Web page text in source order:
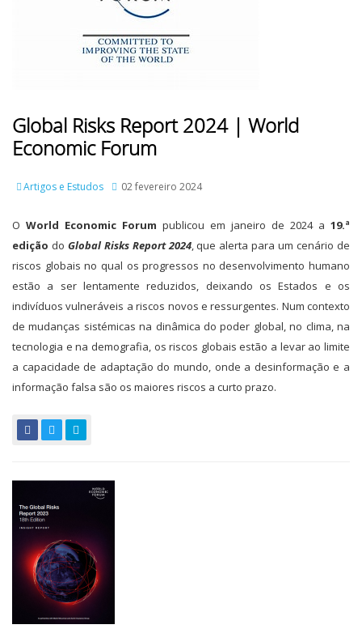
Global Risks Report 2024 | World
Economic Forum
Artigos e Estudos 02 fevereiro 2024
O World Economic Forum publicou em janeiro de 2024 a 19.ª
edição do Global Risks Report2024, que alerta para um cenário de
riscos globais no qual os progressos no desenvolvimento humano
estão a ser lentamente reduzidos, deixando os Estados e os
indivíduos vulneráveis a riscos novos e ressurgentes. Num contexto
de mudanças sistémicas na dinâmica do poder global, no clima, na
tecnologia e na demografia, os riscos globais estão a levar ao limite
a capacidade de adaptação do mundo, onde a desinformação e a
informação falsa são os maiores riscos a curto prazo.